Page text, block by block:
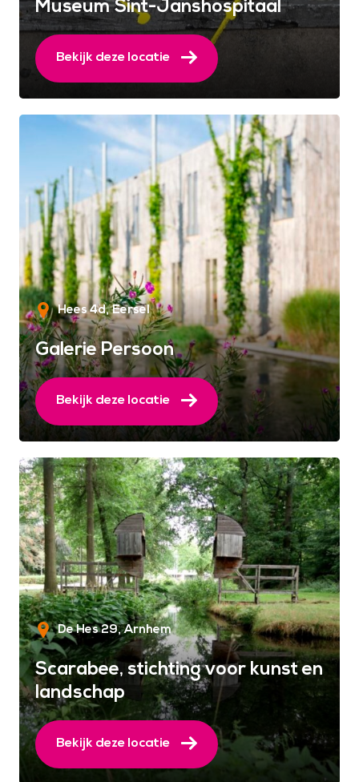
Museum Sint-Janshospitaal
Bekijk deze locatie
Hees 4d Eersel
Galerie Persoon
Bekijk deze locatie
De Hes 29 Arnhem
Scarabee, stichting voor kunst en
landschap
Bekijk deze locatie